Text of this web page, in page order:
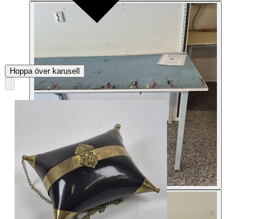
Hoppa över karusell